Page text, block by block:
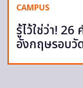
CAMPUS
รู้ไว้ใช่ว่า!
อังกฤษรอบวั